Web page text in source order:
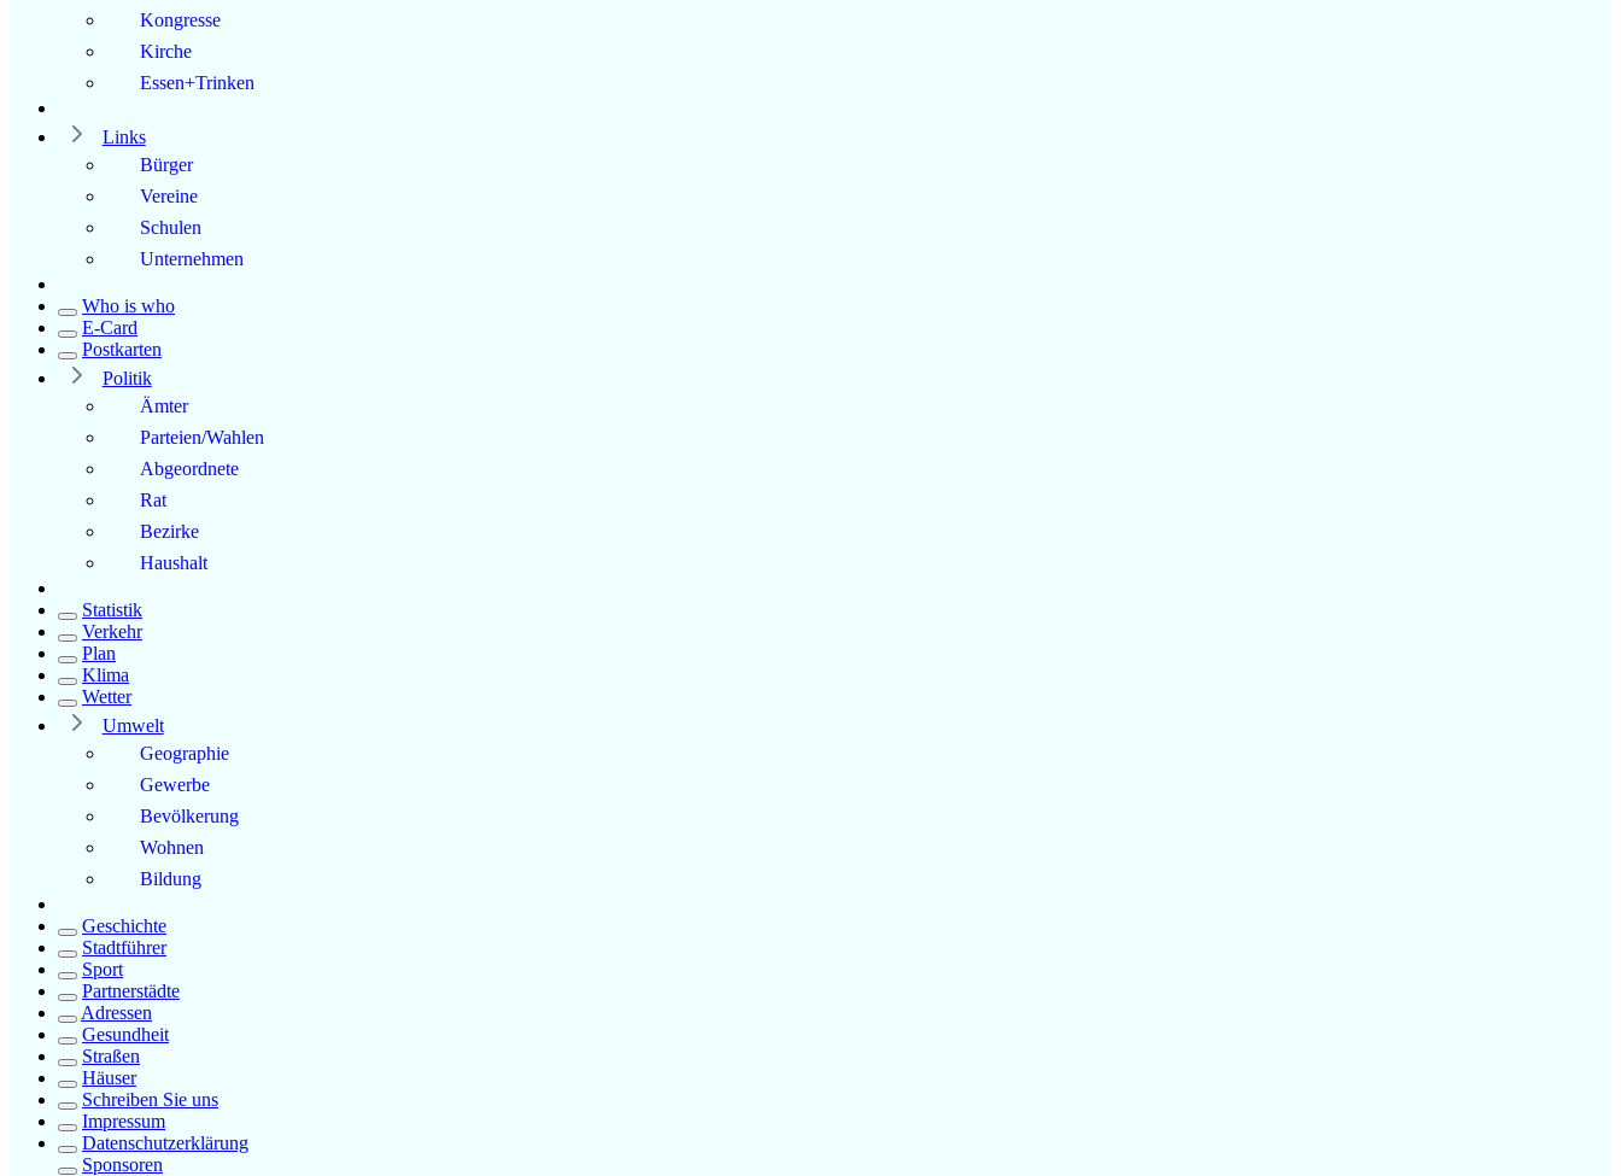
Kongresse
Kirche
Essen+Trinken
Links
Bürger
Vereine
Schulen
Unternehmen
Who is who
E-Card
Postkarten
Politik
Ämter
Parteien/Wahlen
Abgeordnete
Rat
Bezirke
Haushalt
Statistik
Verkehr
Plan
Klima
Wetter
Umwelt
Geographie
Gewerbe
Bevölkerung
Wohnen
Bildung
Geschichte
Stadtführer
Sport
Partnerstädte
Adressen
Gesundheit
Straßen
Häuser
Schreiben Sie uns
Impressum
Datenschutzerklärung
Sponsoren